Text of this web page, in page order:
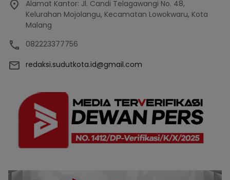
Alamat Kantor: Jl. Candi Telagawangi No. 48,
Kelurahan Mojolangu, Kecamatan Lowokwaru, Kota
Malang
082223377756
redaksi.sudutkota.id@gmail.com